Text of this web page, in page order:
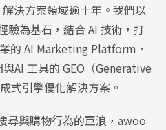
決方案領域逾十年。我們以
驗為基石，結合 AI 技術，打
的 AI Marketing Platform，
AI 工具的 GEO（Generative
式引擎優化解決方案。
尋與購物行為的巨浪，awoo